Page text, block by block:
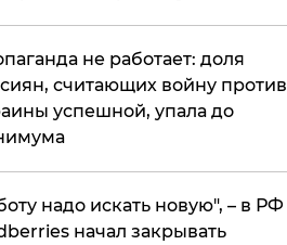
не работает: доля
считающих войну против
успешной, упала до
надо искать новую", – в РФ
начал закрывать